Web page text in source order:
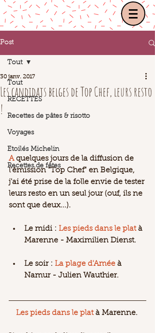
Post
Tout
RECETTES
Recettes de pâtes & risotto
Voyages
Etoilés Michelin
Recettes de fêtes
Tout
Les candidats belges de Top Chef, leurs resto
!
30 janv. 2017
A quelques jours de la diffusion de
l'émission "Top Chef" en Belgique,
j'ai été prise de la folle envie de tester
leurs resto en un seul jour (ouf, ils ne
sont que deux...).
Le midi : Les pieds dans le plat à
Marenne - Maximilien Dienst.
Le soir : La plage d'Amée à
Namur - Julien Wauthier.
Les pieds dans le plat à Marenne.